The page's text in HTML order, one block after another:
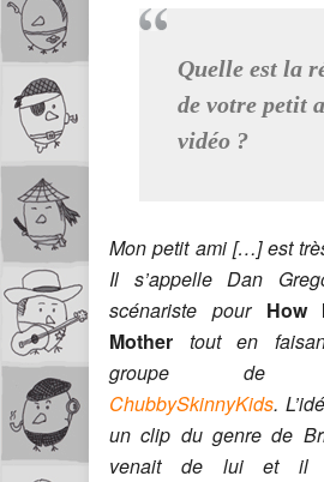
Quelle est la
de votre petit
vidéo ?
Mon petit ami […] est
Il s’appelle Dan
scénariste pour How
Mother tout en
groupe de
ChubbySkinnyKids.
un clip du genre de
venait de lui et il